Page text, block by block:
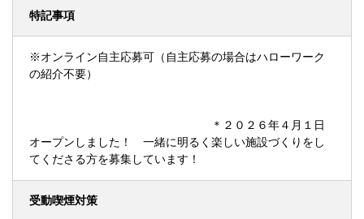
特記事項
※オンライン自主応募可（自主応募の場合はハローワーク
の紹介不要）
＊２０２６年４月１日
オープンしました！ 一緒に明るく楽しい施設づくりをし
てくださる方を募集しています！
受動喫煙対策